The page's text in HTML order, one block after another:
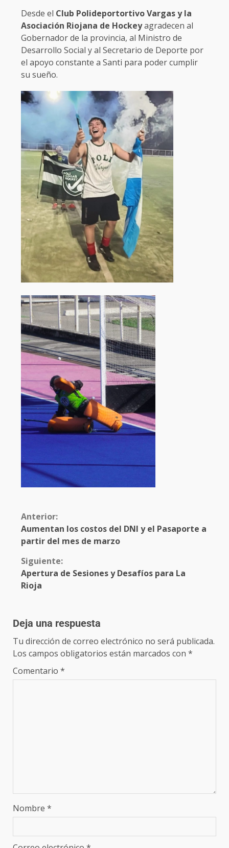
Desde el Club Polideportortivo Vargas y la
Asociación Riojana de Hockeyagradecen al
Gobernador de la provincia, al Ministro de
Desarrollo Social y al Secretario de Deporte por
el apoyo constante a Santi para poder cumplir
su sueño.
Anterior:
Aumentan los costos del DNI y el Pasaporte a
partir del mes de marzo
Siguiente:
Apertura de Sesiones y Desafíos para La
Rioja
Deja una respuesta
Tu dirección de correo electrónico no será publicada.
Los campos obligatorios están marcados con *
Comentario *
Nombre *